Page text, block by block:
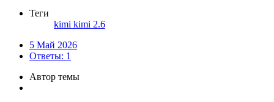
Теги
kimi kimi 2.6
5 Май 2026
Ответы: 1
Автор темы